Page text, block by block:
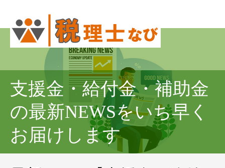
支援金・給付金・補助金
の最新NEWSをいち早く
お届けします